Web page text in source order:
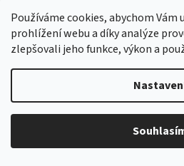
Používáme cookies, abychom
prohlížení webu a díky analýze
zlepšovali jeho funkce, výkon a
Odebírat newsletter
Vložte svůj e-mail a my vám budeme
produktech na našem e-shopu.
E-mail
Vložením e-mailu souhlasíte s